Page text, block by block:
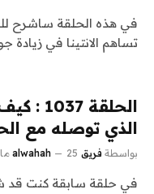
تساهم الانتينا في
الذي توصله مع
بواسطة فريق alwahah 25 مايو، 2015
في حلقة سابقة كنت